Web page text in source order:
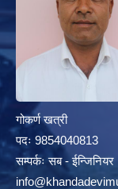
गोकर्ण खत्री
पदः 9854040813
सम्पर्कः सब - ईन्जिनियर